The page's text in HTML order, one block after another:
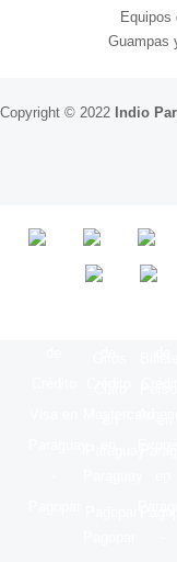
Equipos
Guampas
Copyright © 2022 Indio